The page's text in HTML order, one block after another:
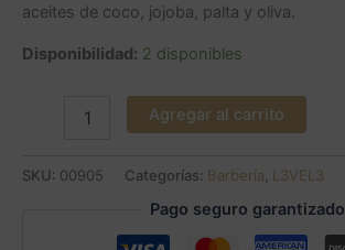
aceites de coco, jojoba, palta y oliva.
Disponibilidad: 2 disponibles
Agregar al carrito
SKU: 00905 Categorías: Barbería L3VEL3
Pago seguro garantizado